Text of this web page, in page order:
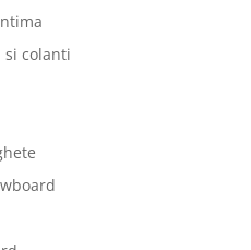
si colanti